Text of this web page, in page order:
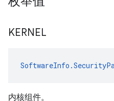
KERNEL
内核组件。